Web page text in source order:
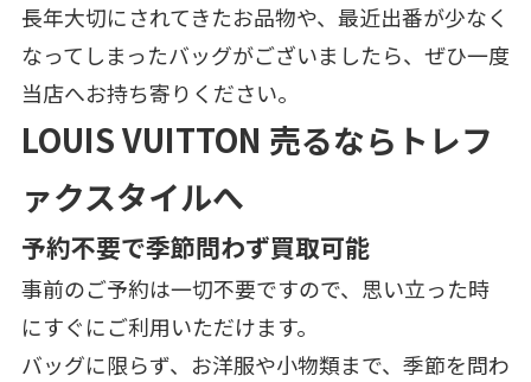
長年大切にされてきたお品物や、最近出番が少なく
なってしまったバッグがございましたら、ぜひ一度
当店へお持ち寄りください。
LOUIS VUITTON 売るならトレフ
ァクスタイルへ
予約不要で季節問わず買取可能
事前のご予約は一切不要ですので、思い立った時
にすぐにご利用いただけます。
バッグに限らず、お洋服や小物類まで、季節を問わ